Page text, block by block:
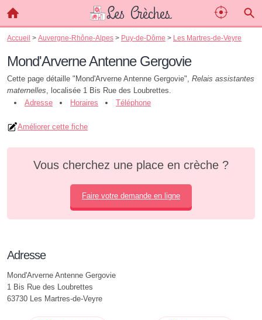
Accueil > Auvergne-Rhône-Alpes > Puy-de-Dôme > Les Martres-de-Veyre
Mond'Arverne Antenne Gergovie
Cette page détaille "Mond'Arverne Antenne Gergovie", Relais assistantes
maternelles, localisée 1 Bis Rue des Loubrettes.
Adresse
Horaires Téléphone
Améliorer cette fiche
Vous cherchez une place en crèche ?
Faire votre demande en ligne
Adresse
Mond'Arverne Antenne Gergovie
1 Bis Rue des Loubrettes
63730 Les Martres-de-Veyre